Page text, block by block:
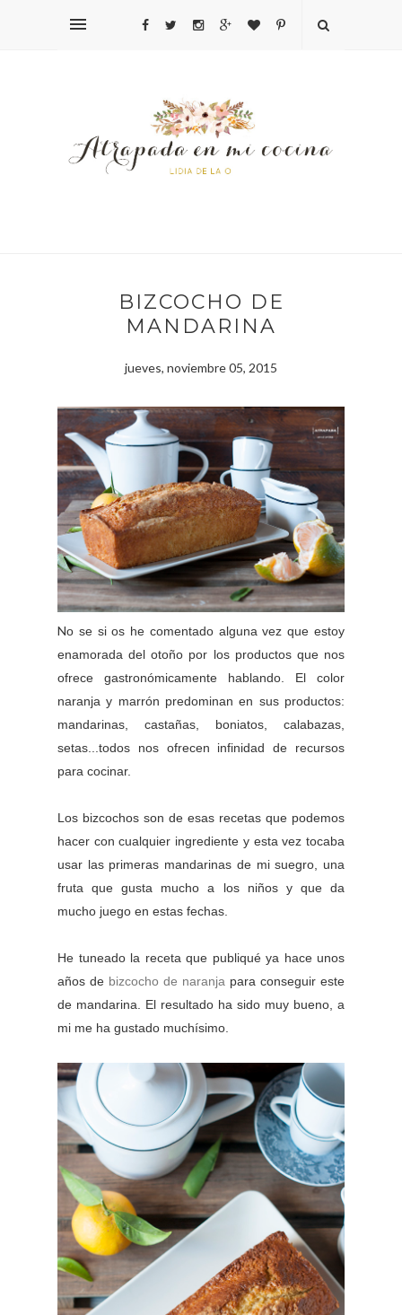
BIZCOCHO DE
MANDARINA
jueves, noviembre 05, 2015
No se si os he comentado alguna vez que estoy
enamorada del otoño por los productos que nos
ofrece gastronómicamente hablando. El color
naranja y marrón predominan en sus productos:
mandarinas, castañas, boniatos, calabazas,
setas...todos nos ofrecen infinidad de recursos
para cocinar.
Los bizcochos son de esas recetas que podemos
hacer con cualquier ingrediente y esta vez tocaba
usar las primeras mandarinas de mi suegro, una
fruta que gusta mucho a los niños y que da
mucho juego en estas fechas.
He tuneado la receta que publiqué ya hace unos
años de bizcocho de naranja para conseguir este
de mandarina. El resultado ha sido muy bueno, a
mi me ha gustado muchísimo.